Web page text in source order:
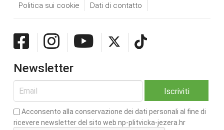
Politica sui cookie
Dati di contatto
Newsletter
Acconsento alla conservazione dei dati personali al fine di
ricevere newsletter del sito web np-plitvicka-jezera.hr